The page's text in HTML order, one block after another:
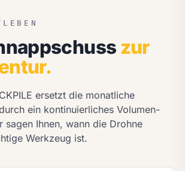
zur
ersetzt die monatliche
ein kontinuierliches Volumen-
Ihnen, wann die Drohne
Werkzeug ist.